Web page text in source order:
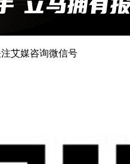
艾媒咨询微信号